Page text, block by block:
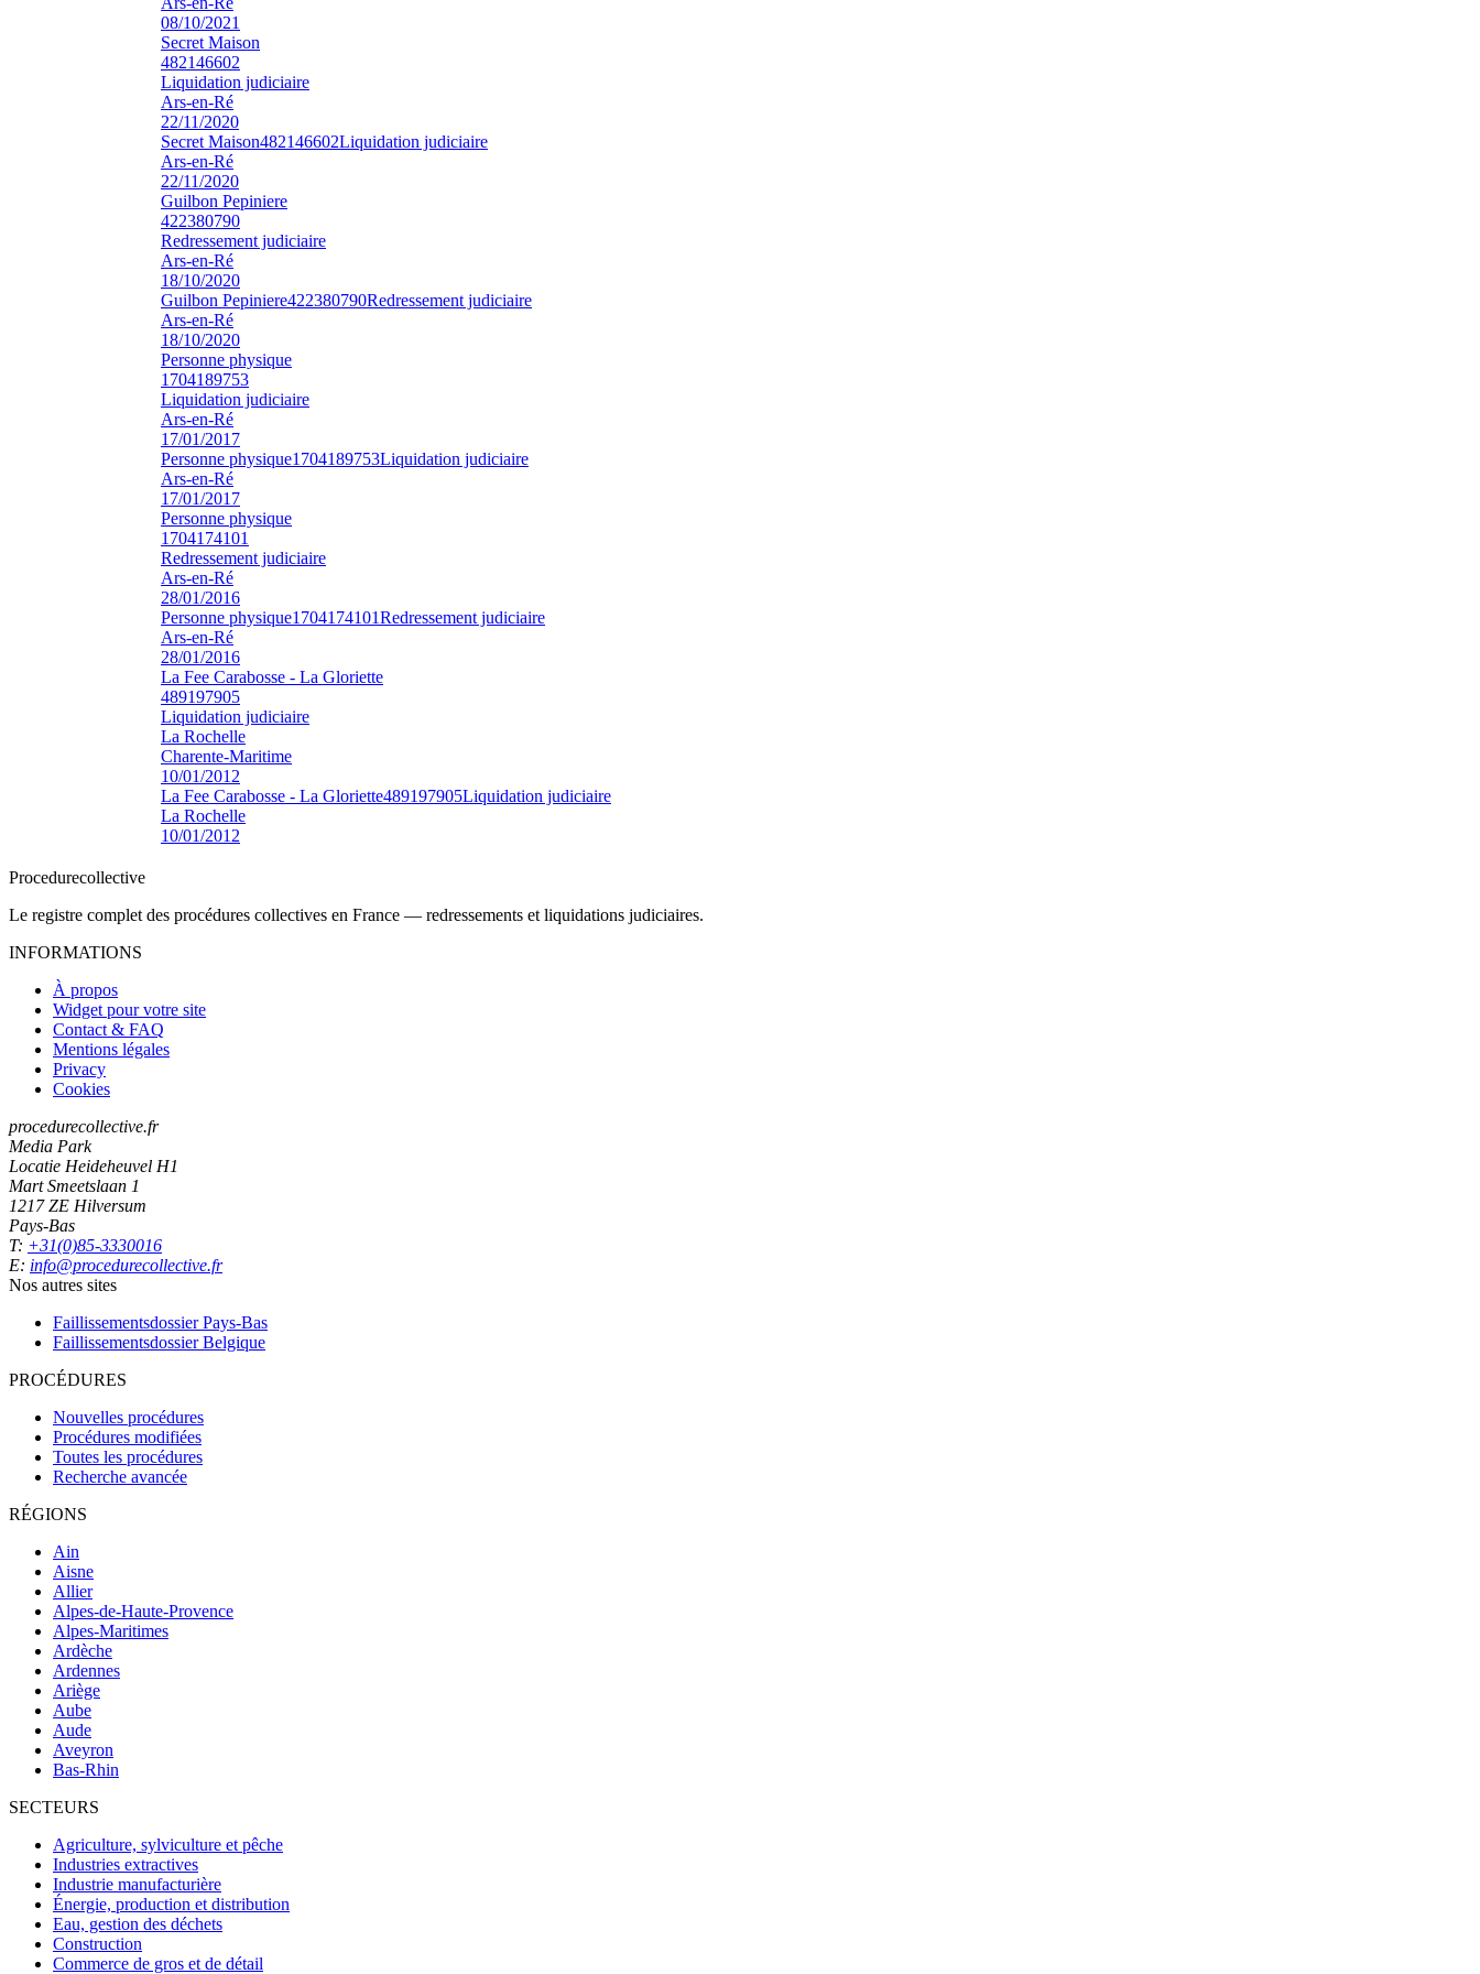
08/10/2021
Secret Maison
482146602
Liquidation judiciaire
Ars-en-Ré
22/11/2020
Secret Maison482146602Liquidation judiciaire
Ars-en-Ré
22/11/2020
Guilbon Pepiniere
422380790
Redressement judiciaire
Ars-en-Ré
18/10/2020
Guilbon Pepiniere422380790Redressement judiciaire
Ars-en-Ré
18/10/2020
Personne physique
1704189753
Liquidation judiciaire
Ars-en-Ré
17/01/2017
Personne physique1704189753Liquidation judiciaire
Ars-en-Ré
17/01/2017
Personne physique
1704174101
Redressement judiciaire
Ars-en-Ré
28/01/2016
Personne physique1704174101Redressement judiciaire
Ars-en-Ré
28/01/2016
La Fee Carabosse - La Gloriette
489197905
Liquidation judiciaire
La Rochelle
Charente-Maritime
10/01/2012
La Fee Carabosse - La Gloriette489197905Liquidation judiciaire
La Rochelle
10/01/2012
Procedurecollective
Le registre complet des procédures collectives en France — redressements et liquidations judiciaires.
INFORMATIONS
À propos
Widget pour votre site
Contact & FAQ
Mentions légales
Privacy
Cookies
procedurecollective.fr
Media Park
Locatie Heideheuvel H1
Mart Smeetslaan 1
1217 ZE Hilversum
Pays-Bas
T: +31(0)85-3330016
E: info@procedurecollective.fr
Nos autres sites
Faillissementsdossier Pays-Bas
Faillissementsdossier Belgique
PROCÉDURES
Nouvelles procédures
Procédures modifiées
Toutes les procédures
Recherche avancée
RÉGIONS
Ain
Aisne
Allier
Alpes-de-Haute-Provence
Alpes-Maritimes
Ardèche
Ardennes
Ariège
Aube
Aude
Aveyron
Bas-Rhin
SECTEURS
Agriculture, sylviculture et pêche
Industries extractives
Industrie manufacturière
Énergie, production et distribution
Eau, gestion des déchets
Construction
Commerce de gros et de détail